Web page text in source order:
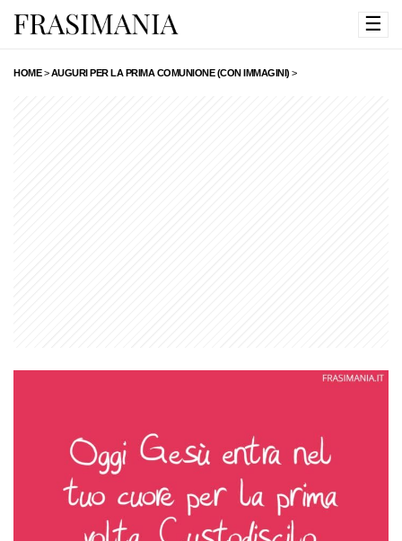
☰
HOME>AUGURI PER LA PRIMA COMUNIONE (CON IMMAGINI) >